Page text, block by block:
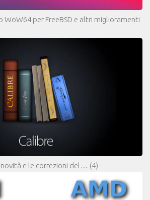
WoW64 per FreeBSD e altri miglioramenti
e le correzioni del… (4)